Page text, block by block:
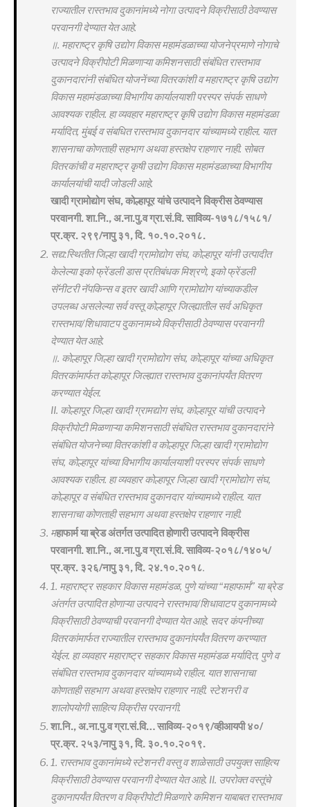
राज्यातील रास्तभाव दुकानांमध्ये नोगा उत्पादने विक्रीसाठी ठेवण्यास
परवानगी देण्यात येत आहे.
॥. महाराष्ट्र कृषि उद्योग विकास महामंडळाच्या योजनेप्रमाणे नोगाचे
उत्पादने विक्रीपोटी मिळणाऱ्या कमिशनसाठी संबंधित रास्तभाव
दुकानदारांनी संबंधित योजनेंच्या वितरकांशी व महाराष्ट्र कृषि उद्योग
विकास महामंडळाच्या विभागीय कार्यालयाशी परस्पर संपर्क साधणे
आवश्यक राहील. हा व्यवहार महाराष्ट्र कृषि उद्योग विकास महामंडळा
मर्यादित, मुंबई व संबधित रास्तभाव दुकानदार यांच्यामध्ये राहील. यात
शासनाचा कोणताही सहभाग अथवा हस्तक्षेप राहणार नाही. सोबत
वितरकांची व महाराष्ट्र कृषी उद्योग विकास महामंडळाच्या विभागीय
कार्यालयांची यादी जोडली आहे.
खादी ग्रामोद्योग संघ, कोल्हापूर यांचे उत्पादने विक्रीस ठेवण्यास
परवानगी. शा.नि., अ.ना.पु.व ग्रा.सं.वि. साविव्य-१७१८/१५८१/
प्र.क्र. २९९/नापु ३१, दि. १०.१०.२०१८.
सद्य:स्थितीत जिल्हा खादी ग्रामोद्योग संघ, कोल्हापूर यांनी उत्पादीत
केलेल्या इको फ्रेंडली डास प्रतिबंधक मिश्रणे, इको फ्रेंडली
सॅनीटरी नॅपकिन्स व इतर खादी आणि ग्रामोद्योग यांच्याकडील
उपलब्ध असलेल्या सर्व वस्तू कोल्हापूर जिल्ह्यातील सर्व अधिकृत
रास्तभाव/शिधावाटप दुकानामध्ये विक्रीसाठी ठेवण्यास परवानगी
देण्यात येत आहे.
॥. कोल्हापूर जिल्हा खादी ग्रामोद्योग संघ, कोल्हापूर यांच्या अधिकृत
वितरकांमार्फत कोल्हापूर जिल्ह्यात रास्तभाव दुकानांपर्यंत वितरण
करण्यात येईल.
II. कोल्हापूर जिल्हा खादी ग्रामद्योग संघ, कोल्हापूर यांची उत्पादने
विक्रीपोटी मिळणाऱ्या कमिशनसाठी संबंधित रास्तभाव दुकानदारांने
संबंधित योजनेच्या वितरकांशी व कोल्हापूर जिल्हा खादी ग्रामोद्योग
संघ, कोल्हापूर यांच्या विभागीय कार्यालयाशी परस्पर संपर्क साधणे
आवश्यक राहील. हा व्यवहार कोल्हापूर जिल्हा खादी ग्रामोद्योग संघ,
कोल्हापूर व संबंधित रास्तभाव दुकानदार यांच्यामध्ये राहील. यात
शासनाचा कोणताही सहभाग अथवा हस्तक्षेप राहणार नाही.
महाफार्म या ब्रेड अंतर्गत उत्पादित होणारी उत्पादने विक्रीस
परवानगी. शा.नि., अ.ना.पु.व ग्रा.सं.वि. साविव्य-२०१८/१४०५/
प्र.क्र. ३२६/नापु ३१, दि. २४.१०.२०१८.
1. महाराष्ट्र सहकार विकास महामंडळ, पुणे यांच्या “महाफार्म” या ब्रेड
अंतर्गत उत्पादित होणाऱ्या उत्पादने रास्तभाव/शिधावाटप दुकानामध्ये
विक्रीसाठी ठेवण्याची परवानगी देण्यात येत आहे. सदर कंपनीच्या
वितरकांमार्फत राज्यातील रास्तभाव दुकानांपर्यंत वितरण करण्यात
येईल. हा व्यवहार महाराष्ट्र सहकार विकास महामंडळ मर्यादित, पुणे व
संबंधित रास्तभाव दुकानदार यांच्यामध्ये राहील. यात शासनाचा
कोणताही सहभाग अथवा हस्तक्षेप राहणार नाही. स्टेशनरी व
शालोपयोगी साहित्य विक्रीस परवानगी.
शा.नि., अ.ना.पु.व ग्रा.सं.वि… साविव्य-२०१९/व्हीआयपी ४०/
प्र.क्र. २५३/नापु ३१, दि. ३०.१०.२०१९.
1. रास्तभाव दुकानांमध्ये स्टेशनरी वस्तु व शाळेसाठी उपयुक्त साहित्य
विक्रीसाठी ठेवण्यास परवानगी देण्यात येत आहे. II. उपरोक्त वस्तूंचे
दुकानापर्यंत वितरण व विक्रीपोटी मिळणारे कमिशन याबाबत रास्तभाव